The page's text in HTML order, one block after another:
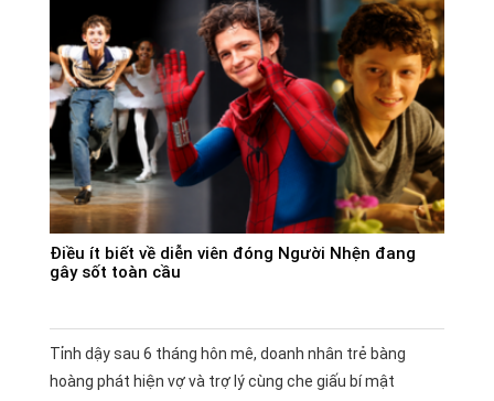
Điều ít biết về diễn viên đóng Người Nhện đang
gây sốt toàn cầu
Tỉnh dậy sau 6 tháng hôn mê, doanh nhân trẻ bàng
hoàng phát hiện vợ và trợ lý cùng che giấu bí mật